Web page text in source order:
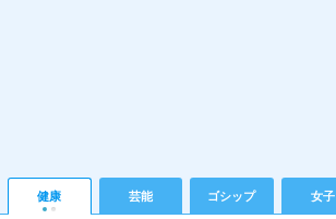
健康 芸能 ゴシップ 女子